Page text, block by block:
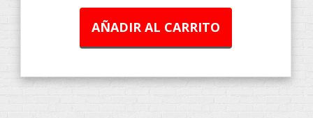
AÑADIR AL CARRITO